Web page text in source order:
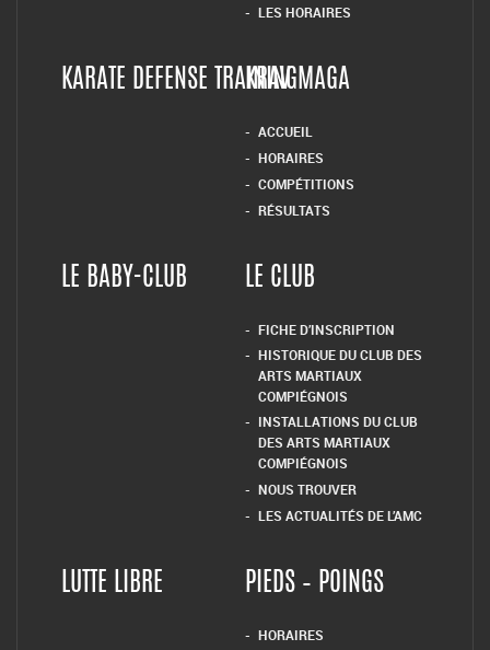
LES HORAIRES
KARATE DEFENSE TRAININGKRAV MAGA
ACCUEIL
HORAIRES
COMPÉTITIONS
RÉSULTATS
LE BABY-CLUB LE CLUB
FICHE D’INSCRIPTION
HISTORIQUE DU CLUB DES
ARTS MARTIAUX
COMPIÉGNOIS
INSTALLATIONS DU CLUB
DES ARTS MARTIAUX
COMPIÉGNOIS
NOUS TROUVER
LES ACTUALITÉS DE L’AMC
LUTTE LIBRE PIEDS – POINGS
HORAIRES